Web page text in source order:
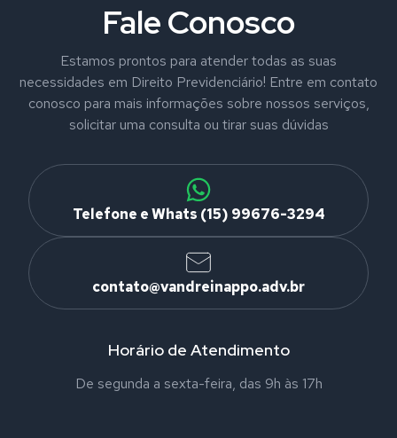
Fale Conosco
Estamos prontos para atender todas as suas
necessidades em Direito Previdenciário! Entre em contato
conosco para mais informações sobre nossos serviços,
solicitar uma consulta ou tirar suas dúvidas
Telefone e Whats (15) 99676-3294
contato@vandreinappo.adv.br
Horário de Atendimento
De segunda a sexta-feira, das 9h às 17h